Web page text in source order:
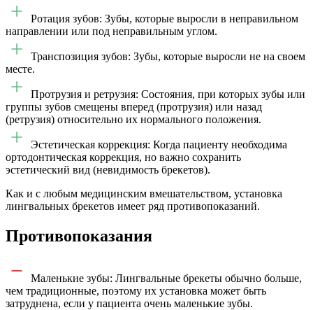
Ротация зубов: Зубы, которые выросли в неправильном
направлении или под неправильным углом.
Транспозиция зубов: Зубы, которые выросли не на своем
месте.
Протрузия и ретрузия: Состояния, при которых зубы или
группы зубов смещены вперед (протрузия) или назад
(ретрузия) относительно их нормального положения.
Эстетическая коррекция: Когда пациенту необходима
ортодонтическая коррекция, но важно сохранить
эстетический вид (невидимость брекетов).
Как и с любым медицинским вмешательством, установка
лингвальных брекетов имеет ряд противопоказаний.
Противопоказания
Маленькие зубы: Лингвальные брекеты обычно больше,
чем традиционные, поэтому их установка может быть
затруднена, если у пациента очень маленькие зубы.